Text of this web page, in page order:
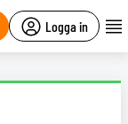
Logga in